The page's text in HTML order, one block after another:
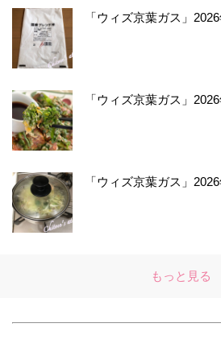
「ウィズ京葉ガス」
「ウィズ京葉ガス」
「ウィズ京葉ガス」
もっと見る